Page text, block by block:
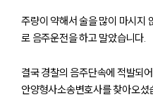
주량이 약해서 술을 많이 마시지
로 음주운전을 하고 말았습니다.
결국 경찰의 음주단속에 적발되
안양형사소송변호사를 찾아오셨